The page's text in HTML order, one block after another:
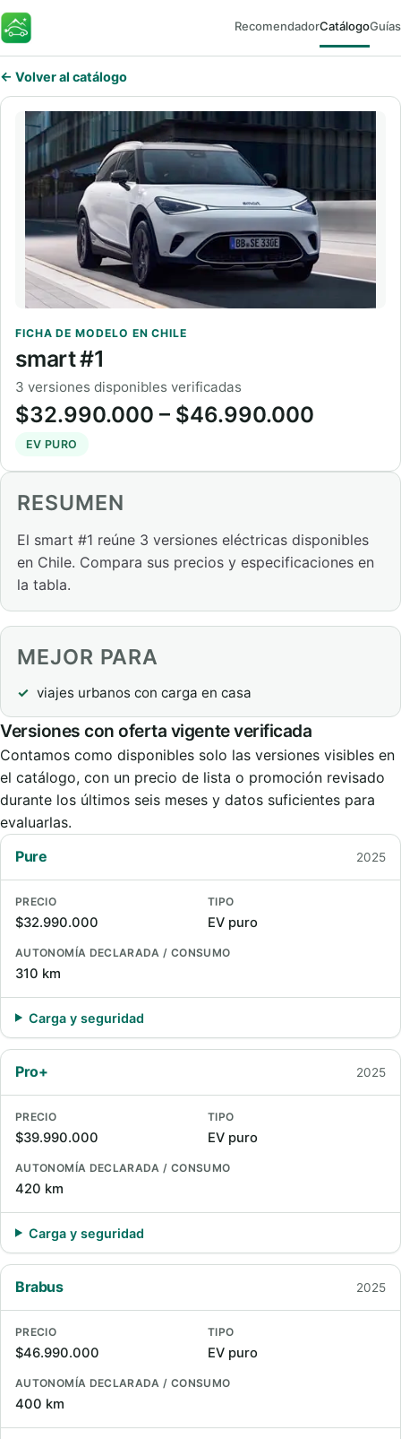
FaroEV RecomendadorCatálogoGuías
← Volver al catálogo
FICHA DE MODELO EN CHILE
smart #1
3 versiones disponibles verificadas
$32.990.000 – $46.990.000
EV PURO
RESUMEN
El smart #1 reúne 3 versiones eléctricas disponibles
en Chile. Compara sus precios y especificaciones en
la tabla.
MEJOR PARA
viajes urbanos con carga en casa
Versiones con oferta vigente verificada
Contamos como disponibles solo las versiones visibles en
el catálogo, con un precio de lista o promoción revisado
durante los últimos seis meses y datos suficientes para
evaluarlas.
Pure
2025
PRECIO
$32.990.000
TIPO
EV puro
AUTONOMÍA DECLARADA / CONSUMO
310 km
Carga y seguridad
Pro+ 2025
PRECIO
$39.990.000
TIPO
EV puro
AUTONOMÍA DECLARADA / CONSUMO
420 km
Carga y seguridad
Brabus 2025
PRECIO
$46.990.000
TIPO
EV puro
AUTONOMÍA DECLARADA / CONSUMO
400 km